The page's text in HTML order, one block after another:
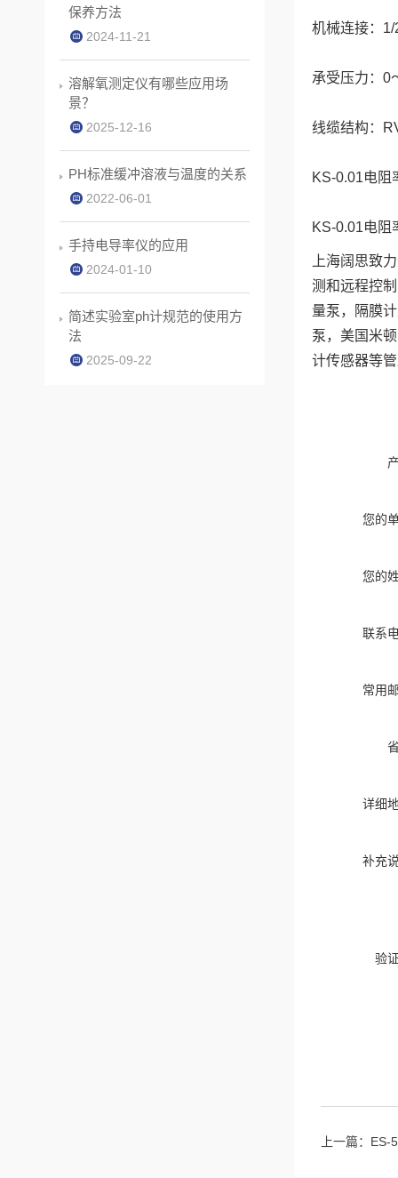
机械连接：
承受压力：0
线缆结构：
KS-0.01电阻
KS-0.01电阻
上海阔思致
测和远程控
量泵，隔膜
泵，美国米
计传感器等
您的
您的
联系
常用
详细
补充
验
上一篇： ES-
保养方法
2024-11-21
溶解氧测定仪有哪些应用场
景？
2025-12-16
PH标准缓冲溶液与温度的关系
2022-06-01
手持电导率仪的应用
2024-01-10
简述实验室ph计规范的使用方
法
2025-09-22